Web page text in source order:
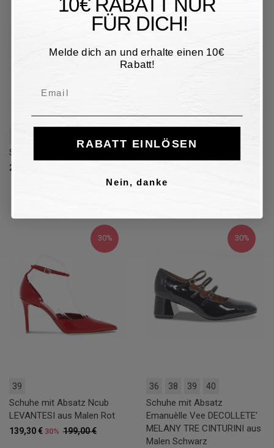
Schuhe mit Absatz Pitti Linea
216,00 €
123,20 €
30%
39
Schuhe mit Absatz Ncub
LEVANTESI aus Malen Rot
199,00 €
139,30 € 30%
30%
36 38 39 40
Schuhe mit Absatz
Emanuèlle Vee DECOLLETE'
MELANY TRE CINTURINI aus
Malen Schwarz
FÜR DICH!
Melde dich an und erhalte einen 10€
Rabatt!
RABATT EINLÖSEN
Nein, danke